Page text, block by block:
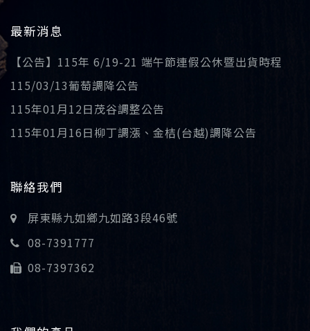
最新消息
【公告】115年 6/19-21 端午節連假公休暨出貨時程
115/03/13葡萄調降公告
115年01月12日茂谷調整公告
115年01月16日柳丁調漲、金桔(台越)調降公告
聯絡我們
屏東縣九如鄉九如路3段46號
08-7391777
08-7397362